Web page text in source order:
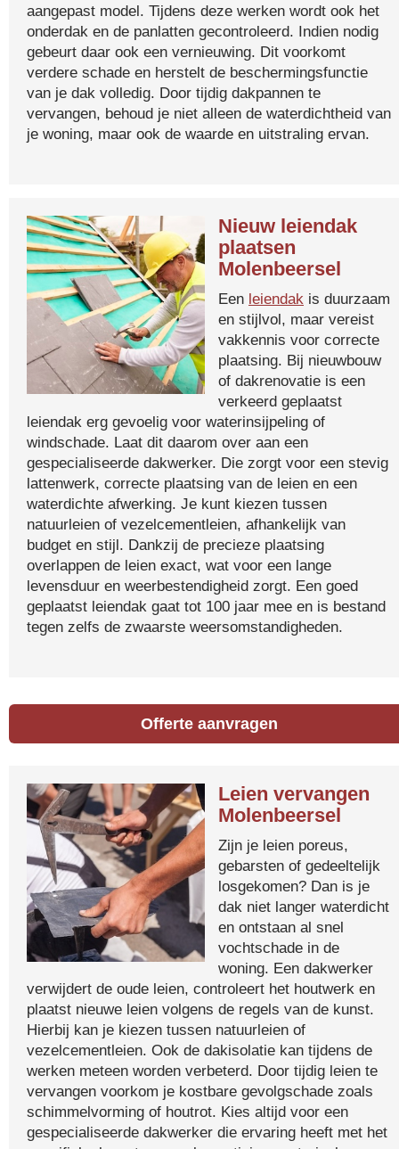
aangepast model. Tijdens deze werken wordt ook het
onderdak en de panlatten gecontroleerd. Indien nodig
gebeurt daar ook een vernieuwing. Dit voorkomt
verdere schade en herstelt de beschermingsfunctie
van je dak volledig. Door tijdig dakpannen te
vervangen, behoud je niet alleen de waterdichtheid van
je woning, maar ook de waarde en uitstraling ervan.
Nieuw leiendak
plaatsen
Molenbeersel
Een leiendak is duurzaam
en stijlvol, maar vereist
vakkennis voor correcte
plaatsing. Bij nieuwbouw
of dakrenovatie is een
verkeerd geplaatst
leiendak erg gevoelig voor waterinsijpeling of
windschade. Laat dit daarom over aan een
gespecialiseerde dakwerker. Die zorgt voor een stevig
lattenwerk, correcte plaatsing van de leien en een
waterdichte afwerking. Je kunt kiezen tussen
natuurleien of vezelcementleien, afhankelijk van
budget en stijl. Dankzij de precieze plaatsing
overlappen de leien exact, wat voor een lange
levensduur en weerbestendigheid zorgt. Een goed
geplaatst leiendak gaat tot 100 jaar mee en is bestand
tegen zelfs de zwaarste weersomstandigheden.
Offerte aanvragen
Leien vervangen
Molenbeersel
Zijn je leien poreus,
gebarsten of gedeeltelijk
losgekomen? Dan is je
dak niet langer waterdicht
en ontstaan al snel
vochtschade in de
woning. Een dakwerker
verwijdert de oude leien, controleert het houtwerk en
plaatst nieuwe leien volgens de regels van de kunst.
Hierbij kan je kiezen tussen natuurleien of
vezelcementleien. Ook de dakisolatie kan tijdens de
werken meteen worden verbeterd. Door tijdig leien te
vervangen voorkom je kostbare gevolgschade zoals
schimmelvorming of houtrot. Kies altijd voor een
gespecialiseerde dakwerker die ervaring heeft met het